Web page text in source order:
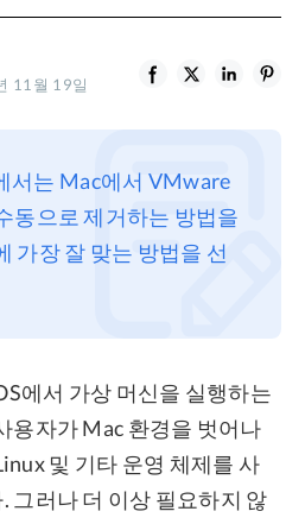
11월 19일
서는 Mac에서 VMware
동으로 제거하는 방법을
가장 잘 맞는 방법을 선
에서 가상 머신을 실행하는
용자가 Mac 환경을 벗어나
및 기타 운영 체제를 사
그러나 더 이상 필요하지 않